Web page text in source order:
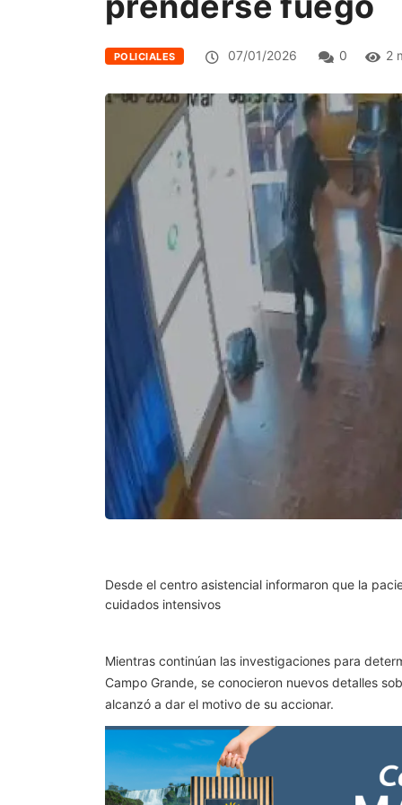
POLICIALES 07/01/2026 0 2
Desde el centro asistencial informaron que la
cuidados intensivos
Mientras continúan las investigaciones para
Campo Grande, se conocieron nuevos detalles
alcanzó a dar el motivo de su accionar.